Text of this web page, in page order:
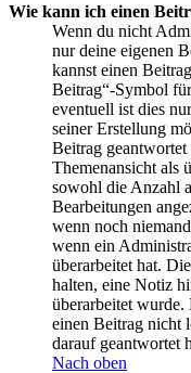
Wie kann ich einen
Wenn du nicht
nur deine eigenen
kannst einen
Beitrag“-Symbol
eventuell ist dies
seiner Erstellung
Beitrag
Themenansicht als
sowohl die Anzahl
Bearbeitungen
wenn noch
wenn ein
überarbeitet hat.
halten, eine Notiz
überarbeitet wurde.
einen Beitrag nicht
darauf geantwortet
Nach oben